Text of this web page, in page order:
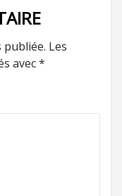
publiée. Les
avec*